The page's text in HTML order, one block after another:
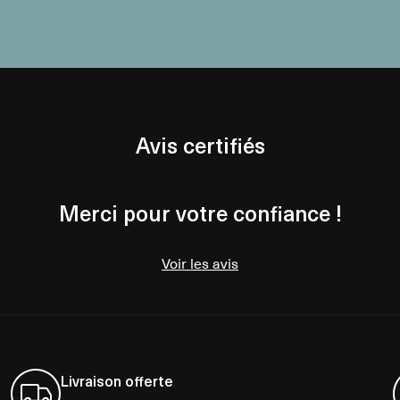
Avis certifiés
Merci pour votre confiance !
Voir les avis
Livraison offerte